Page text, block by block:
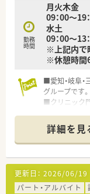
勤務
時間
月火木金
09：00～19
水土
09：00～13
※上記内で
※休憩時間
■愛知・岐阜
グループです。
■クリニック
■今後も新規
入れています。
■新しいこと
意見が通りや
■午前のみ、
詳細を見
更新日： 2026/06/19
パート・アルバイト